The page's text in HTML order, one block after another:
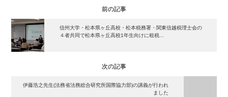
前の記事
信州大学・松本県ヶ丘高校・松本税務署・関東信越税理士会の
４者共同で松本県ヶ丘高校1年生向けに租税...
次の記事
伊藤浩之先生(法務省法務総合研究所国際協力部)の講義が行われ
ました